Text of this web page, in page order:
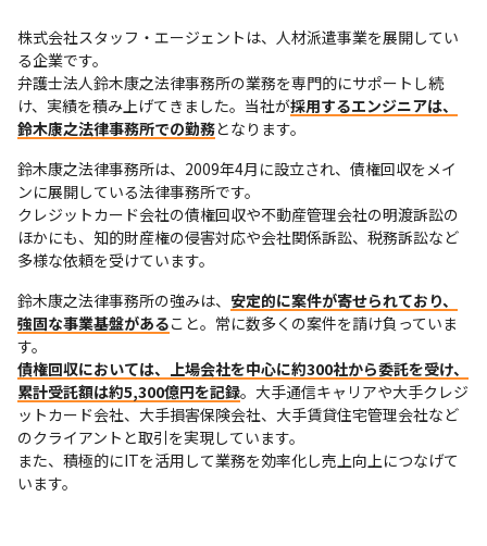
株式会社スタッフ・エージェントは、人材派遣事業を展開してい
る企業です。
弁護士法人鈴木康之法律事務所の業務を専門的にサポートし続
け、実績を積み上げてきました。当社が採用するエンジニアは、
鈴木康之法律事務所での勤務となります。
鈴木康之法律事務所は、2009年4月に設立され、債権回収をメイ
ンに展開している法律事務所です。
クレジットカード会社の債権回収や不動産管理会社の明渡訴訟の
ほかにも、知的財産権の侵害対応や会社関係訴訟、税務訴訟など
多様な依頼を受けています。
鈴木康之法律事務所の強みは、 安定的に案件が寄せられており、
強固な事業基盤があること。常に数多くの案件を請け負っていま
債権回収においては、上場会社を中心に約300社から委託を受け、
累計受託額は約5,300億円を記録。大手通信キャリアや大手クレジ
ットカード会社、大手損害保険会社、大手賃貸住宅管理会社など
のクライアントと取引を実現しています。
また、積極的にITを活用して業務を効率化し売上向上につなげて
います。